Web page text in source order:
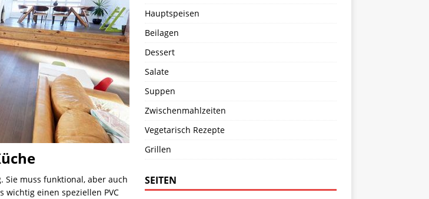
Sie muss funktional, aber auch
wichtig einen speziellen PVC
Hauptspeisen
Beilagen
Dessert
Salate
Suppen
Zwischenmahlzeiten
Vegetarisch Rezepte
Grillen
SEITEN